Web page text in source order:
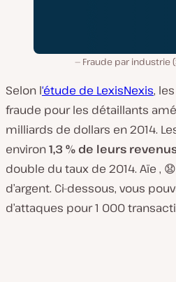
Fraude par industrie
Selon l‘étude de LexisNexis,
fraude pour les détaillants
milliards de dollars en 2014.
environ1,3 % de leurs
double du taux de 2014. Aïe ,
d’argent. Ci-dessous, vous
d’attaques pour 1 000